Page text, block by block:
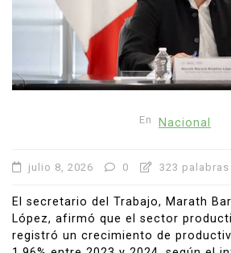
En Nacional
julio 8, 2026 0 323 palabras
El secretario del Trabajo, Marath
López, afirmó que el sector
registró un crecimiento de